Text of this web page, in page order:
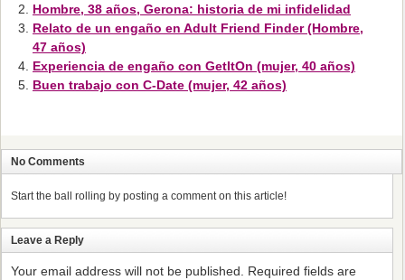
Hombre, 38 años, Gerona: historia de mi infidelidad
Relato de un engaño en Adult Friend Finder (Hombre,
47 años)
Experiencia de engaño con GetItOn (mujer, 40 años)
Buen trabajo con C-Date (mujer, 42 años)
No Comments
Start the ball rolling by posting a comment on this article!
Leave a Reply
Your email address will not be published.
Required fields are